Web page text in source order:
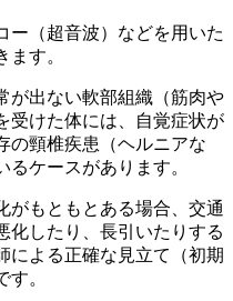
ー（超音波）などを用いた
す。
が出ない軟部組織（筋肉や
受けた体には、自覚症状が
の頸椎疾患（ヘルニアな
ケースがあります。
がもともとある場合、交通
化したり、長引いたりする
による正確な見立て（初期
。